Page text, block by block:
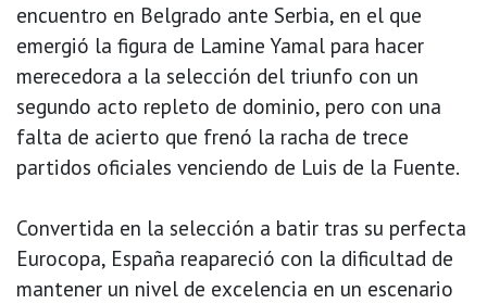
encuentro en Belgrado ante Serbia, en el que
emergió la figura de Lamine Yamal para hacer
merecedora a la selección del triunfo con un
segundo acto repleto de dominio, pero con una
falta de acierto que frenó la racha de trece
partidos oficiales venciendo de Luis de la Fuente.
Convertida en la selección a batir tras su perfecta
Eurocopa, España reapareció con la dificultad de
mantener un nivel de excelencia en un escenario